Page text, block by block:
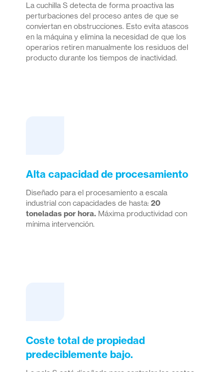
La cuchilla S detecta de forma proactiva las
perturbaciones del proceso antes de que se
conviertan en obstrucciones. Esto evita atascos
en la máquina y elimina la necesidad de que los
operarios retiren manualmente los residuos del
producto durante los tiempos de inactividad.
Alta capacidad de procesamiento
Diseñado para el procesamiento a escala
industrial con capacidades de hasta: 20
toneladas por hora.Máxima productividad con
mínima intervención.
Coste total de propiedad
predeciblemente bajo.